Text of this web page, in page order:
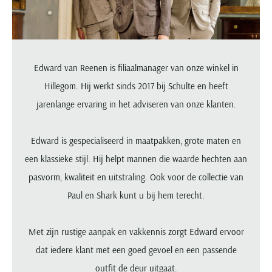
Portofino
Profuomo
R2
Seidensticker
State of Art
Tommy Hilfiger
Xacus
Populaire kleuren
Wit overhemd heren
Blauw overhemd heren
Groen overhemd heren
PME Legend
Polo Ralph Lauren
Profuomo
State of Art
Superdry
Vanguard
Grote maten
Grote maten poloshirts
Populaire kleuren
Witte polo heren
Polo Ralph Lauren
PME Legend
Profuomo
State of Art
Superdry
Tommy Hilfiger
Vanguard
William Lockie
Katoenen trui
Lamswollen trui
Pierre Cardin
PME Legend
Portofino
Replay
Tommy Hilfiger
Vanguard
Deals
2e broek voor de helft
Populaire merk lijnen
Meyer Chicago
PME Legend
Polo Ralph Lauren
Portofino
Reset
State of Art
Superdry
Tommy Hilfiger
UBR
Vanguard
Wellington of Billmore
Grote maten
Grote maten jassen
Grote maten winterjassen
Tussenjassen
Bodywarmers
New Zealand
Polo Ralph Lauren
PME Legend
Profuomo
State of Art
Superdry
Tenson
Tommy Hilfiger
Vanguard
Lacoste
Mac
Maerz
Magnanni
Mc Alson
Meyer
New Zealand
North 84
Olymp
Edward van Reenen is filiaalmanager van onze winkel in
Hillegom. Hij werkt sinds 2017 bij Schulte en heeft
jarenlange ervaring in het adviseren van onze klanten.
Edward is gespecialiseerd in maatpakken, grote maten en
een klassieke stijl. Hij helpt mannen die waarde hechten aan
pasvorm, kwaliteit en uitstraling. Ook voor de collectie van
Paul en Shark kunt u bij hem terecht.
Met zijn rustige aanpak en vakkennis zorgt Edward ervoor
dat iedere klant met een goed gevoel en een passende
outfit de deur uitgaat.